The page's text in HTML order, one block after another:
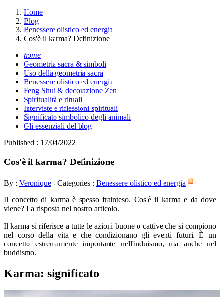
Home
Blog
Benessere olistico ed energia
Cos'è il karma? Definizione
home
Geometria sacra & simboli
Uso della geometria sacra
Benessere olistico ed energia
Feng Shui & decorazione Zen
Spiritualità e rituali
Interviste e riflessioni spirituali
Significato simbolico degli animali
Gli essenziali del blog
Published : 17/04/2022
Cos'è il karma? Definizione
By : Veronique - Categories : Benessere olistico ed energia
Il concetto di karma è spesso frainteso. Cos'è il karma e da dove
viene? La risposta nel nostro articolo.
Il karma si riferisce a tutte le azioni buone o cattive che si compiono
nel corso della vita e che condizionano gli eventi futuri. È un
concetto estremamente importante nell'induismo, ma anche nel
buddismo.
Karma: significato